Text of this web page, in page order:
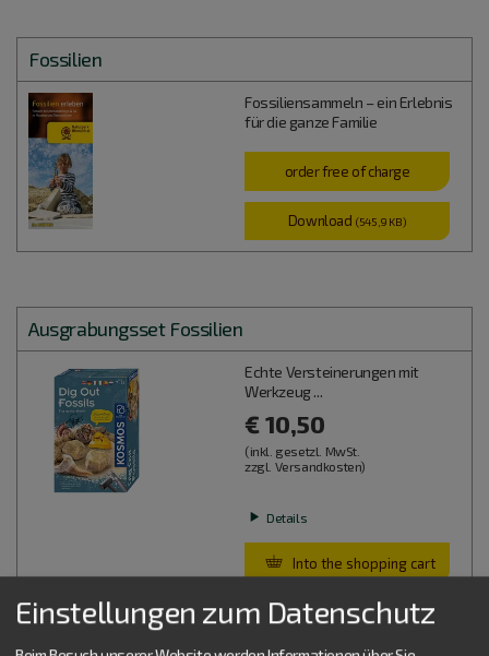
Fossilien
Fossiliensammeln – ein Erlebnis
für die ganze Familie
order free of charge
Download (545,9 KB)
Ausgrabungsset Fossilien
Echte Versteinerungen mit
Werkzeug ...
€ 10,50
(inkl. gesetzl. MwSt.
zzgl. Versandkosten)
Details
Into the shopping cart
WAS IST WAS - FOSSILIEN Spuren des Lebens
Einstellungen zum Datenschutz